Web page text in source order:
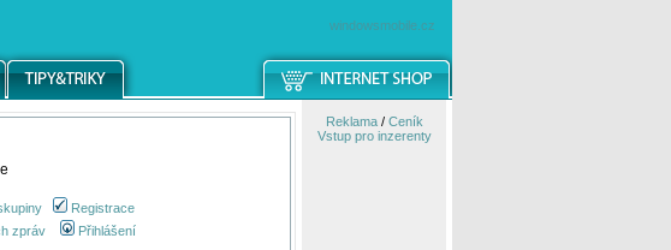
windowsmobile.cz
Registrace
zpráv Přihlášení
Reklama/ Ceník
Vstup pro inzerenty